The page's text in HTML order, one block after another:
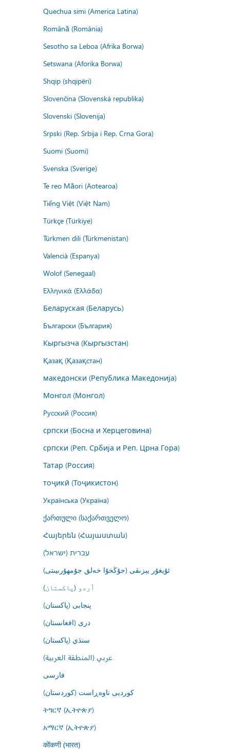
Quechua simi (America Latina)
Română (România)
Sesotho sa Leboa (Afrika Borwa)
Setswana (Aforika Borwa)
Shqip (shqipëri)
Slovenčina (Slovenská republika)
Slovenski (Slovenija)
Srpski (Rep. Srbija i Rep. Crna Gora)
Suomi (Suomi)
Svenska (Sverige)
Te reo Māori (Aotearoa)
Tiếng Việt (Việt Nam)
Türkçe (Türkiye)
Türkmen dili (Türkmenistan)
Valencià (Espanya)
Wolof (Senegaal)
Ελληνικά (Ελλάδα)
Беларуская (Беларусь)
Български (България)
Кыргызча (Кыргызстан)
Қазақ (Қазақстан)
македонски (Република Македонија)
Монгол (Монгол)
Русский (Россия)
српски (Босна и Херцеговина)
српски (Реп. Србија и Реп. Црна Гора)
Татар (Россия)
тоҷикӣ (Тоҷикистон)
Українська (Україна)
ქართული (საქართველო)
Հայերեն (Հայաստան)
עברית (ישראל)
ئۇيغۇر يېزىقى (جۇڭخۇا خەلق جۇمھۇرىيىتى)
اُردو (پاکستان)
پنجابی (پاکستان)
درى (افغانستان)
سنڌي (پاکستان)
عربي (المنطقة العربية)
فارسى
کوردیی ناوەڕاست (کوردستان)
ትግርኛ (ኢትዮጵያ)
አማርኛ (ኢትዮጵያ)
कोंकणी (भारत)